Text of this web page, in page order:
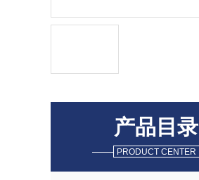
产品目录
PRODUCT CENTER